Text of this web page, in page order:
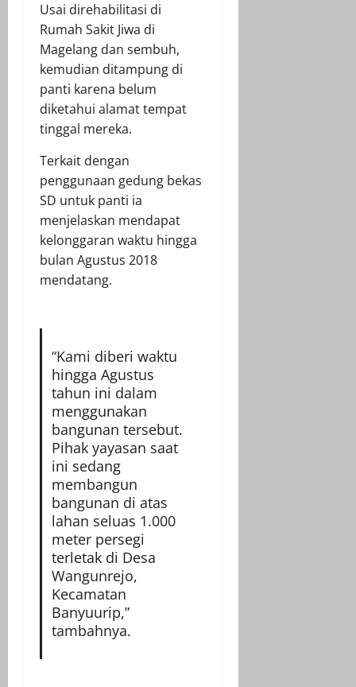
Usai direhabilitasi di
Rumah Sakit Jiwa di
Magelang dan sembuh,
kemudian ditampung di
panti karena belum
diketahui alamat tempat
tinggal mereka.
Terkait dengan
penggunaan gedung bekas
SD untuk panti ia
menjelaskan mendapat
kelonggaran waktu hingga
bulan Agustus 2018
mendatang.
“Kami diberi waktu
hingga Agustus
tahun ini dalam
menggunakan
bangunan tersebut.
Pihak yayasan saat
ini sedang
membangun
bangunan di atas
lahan seluas 1.000
meter persegi
terletak di Desa
Wangunrejo,
Kecamatan
Banyuurip,”
tambahnya.